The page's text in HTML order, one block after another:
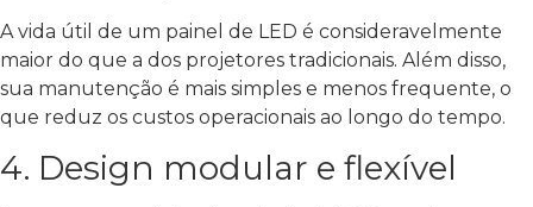
A vida útil de um painel de LED é consideravelmente
maior do que a dos projetores tradicionais. Além disso,
sua manutenção é mais simples e menos frequente, o
que reduz os custos operacionais ao longo do tempo.
4. Design modular e flexível